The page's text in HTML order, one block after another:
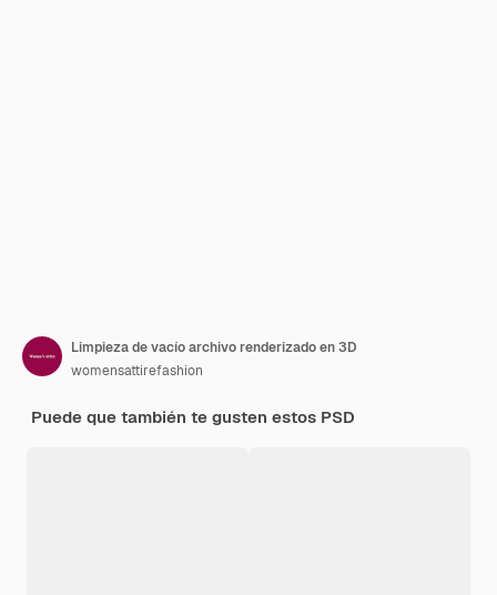
Limpieza de vacío archivo renderizado en 3D
womensattirefashion
Puede que también te gusten estos PSD